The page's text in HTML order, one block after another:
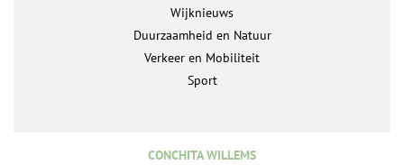
Wijknieuws
Duurzaamheid en Natuur
Verkeer en Mobiliteit
Sport
CONCHITA WILLEMS